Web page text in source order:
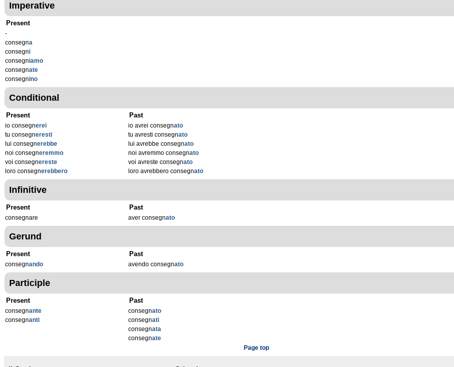
Imperative
Present
-
consegna
consegni
consegniamo
consegnate
consegnino
Conditional
Present
io consegnerei
tu consegneresti
lui consegnerebbe
noi consegneremmo
voi consegnereste
loro consegnerebbero
Past
io avrei consegnato
tu avresti consegnato
lui avrebbe consegnato
noi avremmo consegnato
voi avreste consegnato
loro avrebbero consegnato
Infinitive
Present
consegnare
Past
aver consegnato
Gerund
Present
consegnando
Past
avendo consegnato
Participle
Present
consegnante
consegnanti
Past
consegnato
consegnati
consegnata
consegnate
Page top